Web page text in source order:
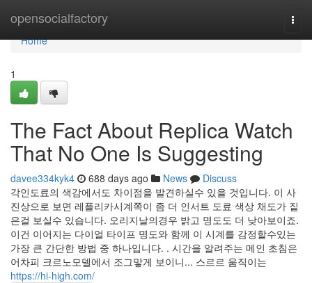
opensocialfactory
Home
Home
1
The Fact About Replica Watch
That No One Is Suggesting
davee334kyk4 688 days ago News
Discuss
각인도료의 색감에서도 차이점을 발견하실수 있을 것입니다. 이 사
진상으로 보면 레플리카시계쪽이 좀 더 인서트 도료 색상 채도가 짙
은걸 보실수 있습니다. 오리지날의경우 밝고 명도도 더 낮아보이죠.
이건 이어지는 다이얼 타이프 명도와 함께 이 시계를 감정할수있는
가장 큰 간단한 방법 중 하나입니다. . 시간을 알려주는 메인 초침은
어차피 크르노모델에서 조그맣게 보이니... 스르르 움직이는
https://hi-high.com/